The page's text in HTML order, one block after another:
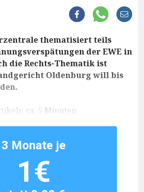
thematisiert teils
der EWE in
die Rechts-Thematik ist
Oldenburg will bis
ca. 5 Minuten
3 Monate je
1€